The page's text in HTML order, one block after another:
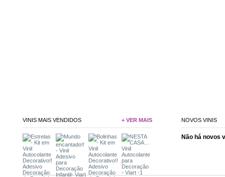
VINIS MAIS VENDIDOS + VER MAIS NOVOS VINIS
Não há novos